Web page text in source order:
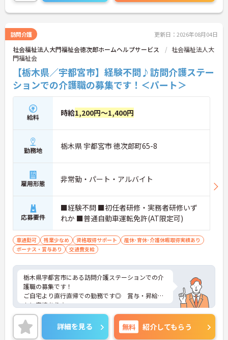
訪問介護 更新日：2026年08月04日
社会福祉法人大門福祉会徳次郎ホームヘルプサービス
社会福祉法人大
門福祉会
【栃木県／宇都宮市】経験不問♪訪問介護ステー
ションでの介護職の募集です！＜パート＞
給料 時給1,200円～1,400円
勤務地 栃木県 宇都宮市 徳次郎町65-8
雇用形態 非常勤・パート・アルバイト
応募要件
■経験不問 ■初任者研修・実務者研修いず
れか ■普通自動車運転免許(AT限定可)
車通勤可 残業少なめ 資格取得サポート
産休･育休･介護休暇取得実績あり
ボーナス・賞与あり
交通費支給
栃木県宇都宮市にある訪問介護ステーションでの介
護職の募集です！
ご自宅より直行直帰での勤務です◎ 賞与・昇給と
もに実績あり☆
しっかりとしたサポート体制なので、経験が無くご
不安な方でもご安心ください♪
ご興味のある方には、面接対策ポイントなど、さら
詳細を見る 無料 紹介してもらう